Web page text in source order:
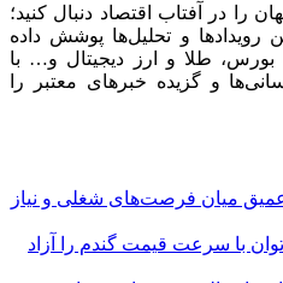
را در آفتاب اقتصاد دنبال کنید؛
رویدادها و تحلیل‌ها پوشش داده
طلا و ارز دیجیتال و… با
و گزیده خبرهای معتبر را
میان فرصت‌های شغلی و نیاز
با سرعت قیمت گندم را آزاد